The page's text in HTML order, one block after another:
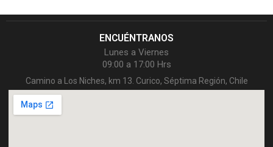
ENCUÉNTRANOS
Lunes a Viernes
09:00 a 17:00 Hrs
Camino a Los Niches, km 13. Curico, Séptima Región, Chile